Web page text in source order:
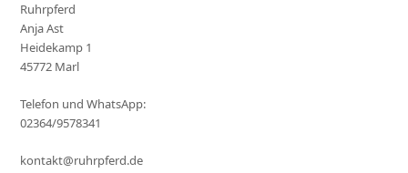
Ruhrpferd
Anja Ast
Heidekamp 1
45772 Marl
Telefon und WhatsApp:
02364/9578341
kontakt@ruhrpferd.de